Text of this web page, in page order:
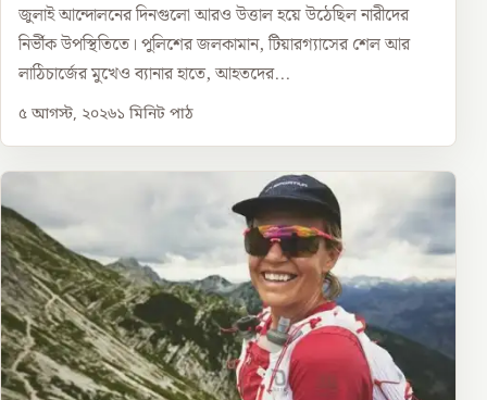
জুলাই আন্দোলনের দিনগুলো আরও উত্তাল হয়ে উঠেছিল নারীদের
নির্ভীক উপস্থিতিতে। পুলিশের জলকামান, টিয়ারগ্যাসের শেল আর
লাঠিচার্জের মুখেও ব্যানার হাতে, আহতদের...
৫ আগস্ট, ২০২৬১ মিনিট পাঠ